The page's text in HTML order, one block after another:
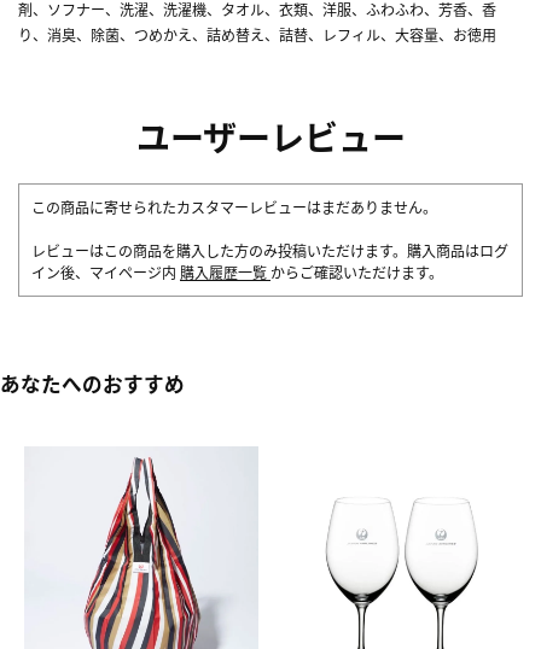
剤、ソフナー、洗濯、洗濯機、タオル、衣類、洋服、ふわふわ、芳香、香
り、消臭、除菌、つめかえ、詰め替え、詰替、レフィル、大容量、お徳用
ユーザーレビュー
この商品に寄せられたカスタマーレビューはまだありません。
レビューはこの商品を購入した方のみ投稿いただけます。購入商品はログ
イン後、マイページ内 購入履歴一覧 からご確認いただけます。
あなたへのおすすめ